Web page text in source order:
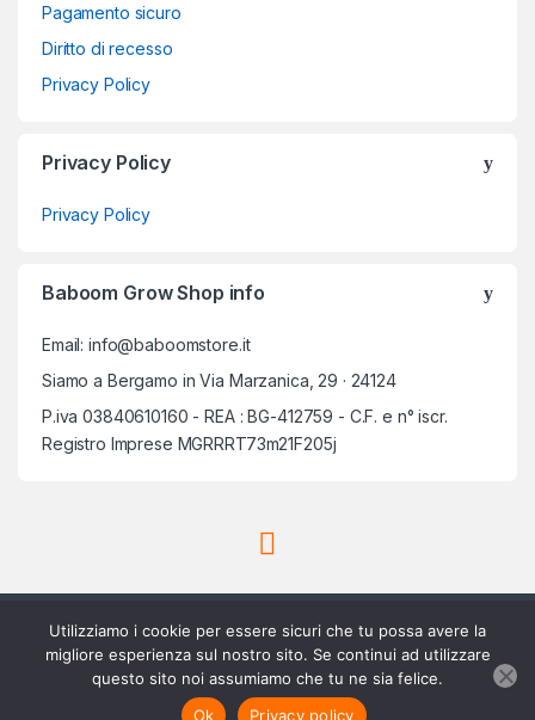
Aggiungi al carrello
Pagamento sicuro
Diritto di recesso
Privacy Policy
Privacy Policy
Privacy Policy
Baboom Grow Shop info
Email: info@baboomstore.it
Siamo a Bergamo in Via Marzanica, 29 · 24124
P.iva 03840610160 - REA : BG-412759 - C.F. e n° iscr.
Registro Imprese MGRRRT73m21F205j
Scrivici su Whatsapp
3756420488
Utilizziamo i cookie per essere sicuri che tu possa avere la
migliore esperienza sul nostro sito. Se continui ad utilizzare
questo sito noi assumiamo che tu ne sia felice.
Ok
Privacy policy